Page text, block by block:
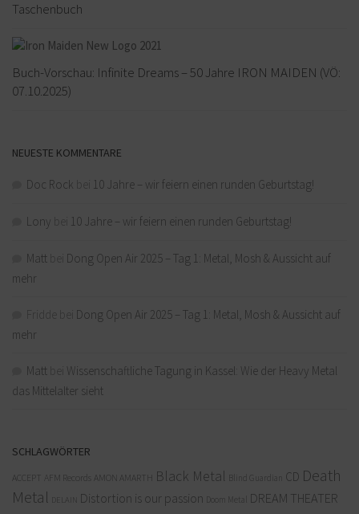
Taschenbuch
Buch-Vorschau: Infinite Dreams – 50 Jahre IRON MAIDEN (VÖ:
07.10.2025)
NEUESTE KOMMENTARE
Doc Rock 10 Jahre – wir feiern einen runden Geburtstag!
Lony 10 Jahre – wir feiern einen runden Geburtstag!
Matt
Dong Open Air 2025 – Tag 1: Metal, Mosh & Aussicht auf
mehr
Dong Open Air 2025 – Tag 1: Metal, Mosh & Aussicht auf
mehr
Matt
Wissenschaftliche Tagung in Kassel: Wie der Heavy Metal
das Mittelalter sieht
SCHLAGWÖRTER
ACCEPT AFM Records AMON AMARTH Black Metal Blind Guardian CD Death
Metal
DELAIN Distortion is our passion Doom Metal DREAM THEATER